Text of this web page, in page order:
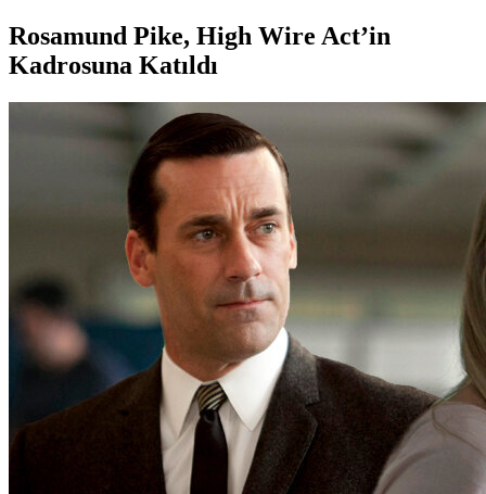
Rosamund Pike, High Wire Act’in
Kadrosuna Katıldı